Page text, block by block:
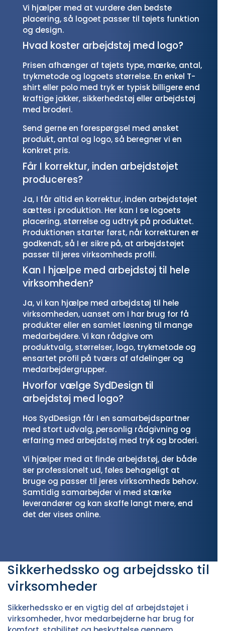
Vi hjælper med at vurdere den bedste
placering, så logoet passer til tøjets funktion
og design.
Hvad koster arbejdstøj med logo?
Prisen afhænger af tøjets type, mærke, antal,
trykmetode og logoets størrelse. En enkel T-
shirt eller polo med tryk er typisk billigere end
kraftige jakker, sikkerhedstøj eller arbejdstøj
med broderi.
Send gerne en forespørgsel med ønsket
produkt, antal og logo, så beregner vi en
konkret pris.
Får I korrektur, inden arbejdstøjet
produceres?
Ja, I får altid en korrektur, inden arbejdstøjet
sættes i produktion. Her kan I se logoets
placering, størrelse og udtryk på produktet.
Produktionen starter først, når korrekturen er
godkendt, så I er sikre på, at arbejdstøjet
passer til jeres virksomheds profil.
Kan I hjælpe med arbejdstøj til hele
virksomheden?
Ja, vi kan hjælpe med arbejdstøj til hele
virksomheden, uanset om I har brug for få
produkter eller en samlet løsning til mange
medarbejdere. Vi kan rådgive om
produktvalg, størrelser, logo, trykmetode og
ensartet profil på tværs af afdelinger og
medarbejdergrupper.
Hvorfor vælge SydDesign til
arbejdstøj med logo?
Hos SydDesign får I en samarbejdspartner
med stort udvalg, personlig rådgivning og
erfaring med arbejdstøj med tryk og broderi.
Vi hjælper med at finde arbejdstøj, der både
ser professionelt ud, føles behageligt at
bruge og passer til jeres virksomheds behov.
Samtidig samarbejder vi med stærke
leverandører og kan skaffe langt mere, end
det der vises online.
Sikkerhedssko og arbejdssko til
virksomheder
Sikkerhedssko er en vigtig del af arbejdstøjet i
virksomheder, hvor medarbejderne har brug for